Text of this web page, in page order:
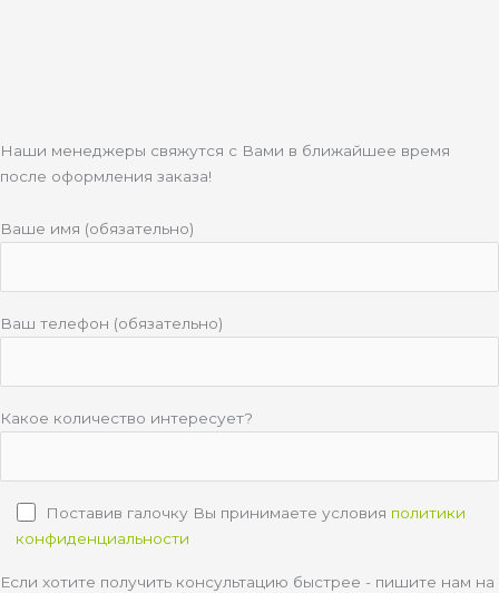
Наши менеджеры свяжутся с Вами в ближайшее время
после оформления заказа!
Ваше имя (обязательно)
Ваш телефон (обязательно)
Какое количество интересует?
Поставив галочку Вы принимаете условия политики
конфиденциальности
Если хотите получить консультацию быстрее - пишите нам на